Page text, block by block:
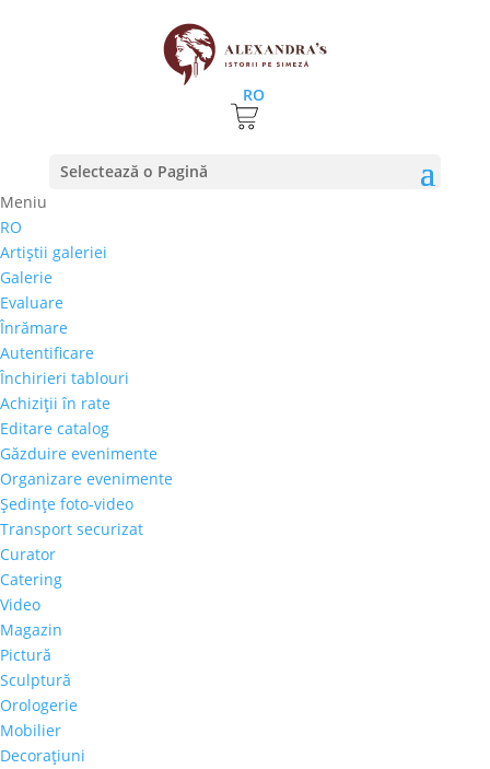
RO
Selectează o Pagină
Meniu
RO
Artiştii galeriei
Galerie
Evaluare
Înrămare
Autentificare
Închirieri tablouri
Achiziţii în rate
Editare catalog
Găzduire evenimente
Organizare evenimente
Şedinţe foto-video
Transport securizat
Curator
Catering
Video
Magazin
Pictură
Sculptură
Orologerie
Mobilier
Decoraţiuni
Prima pagină⚊Magazin
Preţ orientativ
Autor
Perioada
Stil/Şcoală
Tip lucrare
Tehnică
Temă
Cai-Hipism(0)
Citadin
Cladiri faimoase